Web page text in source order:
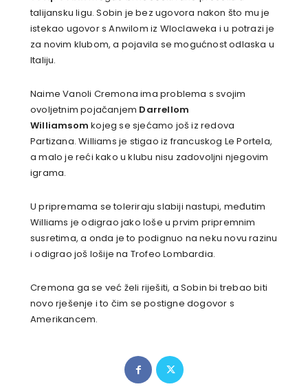
talijansku ligu. Sobin je bez ugovora nakon što mu je
istekao ugovor s Anwilom iz Wloclaweka i u potrazi je
za novim klubom, a pojavila se mogućnost odlaska u
Italiju.
Naime Vanoli Cremona ima problema s svojim
ovoljetnim pojačanjem Darrellom
Williamsom kojeg se sjećamo još iz redova
Partizana. Williams je stigao iz francuskog Le Portela,
a malo je reći kako u klubu nisu zadovoljni njegovim
igrama.
U pripremama se toleriraju slabiji nastupi, međutim
Williams je odigrao jako loše u prvim pripremnim
susretima, a onda je to podignuo na neku novu razinu
i odigrao još lošije na Trofeo Lombardia.
Cremona ga se već želi riješiti, a Sobin bi trebao biti
novo rješenje i to čim se postigne dogovor s
Amerikancem.